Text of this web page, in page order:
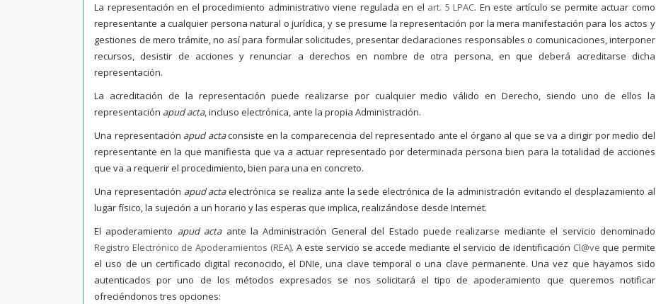
La representación en el procedimiento administrativo viene regulada en el art. 5 LPAC. En este artículo se permite actuar como
representante a cualquier persona natural o jurídica, y se presume la representación por la mera manifestación para los actos y
gestiones de mero trámite, no así para formular solicitudes, presentar declaraciones responsables o comunicaciones, interponer
recursos, desistir de acciones y renunciar a derechos en nombre de otra persona, en que deberá acreditarse dicha
representación.
La acreditación de la representación puede realizarse por cualquier medio válido en Derecho, siendo uno de ellos la
representación apud acta, incluso electrónica, ante la propia Administración.
Una representación apud actaconsiste en la comparecencia del representado ante el órgano al que se va a dirigir por medio del
representante en la que manifiesta que va a actuar representado por determinada persona bien para la totalidad de acciones
que va a requerir el procedimiento, bien para una en concreto.
Una representación apud actaelectrónica se realiza ante la sede electrónica de la administración evitando el desplazamiento al
lugar físico, la sujeción a un horario y las esperas que implica, realizándose desde Internet.
El apoderamiento apud actaante la Administración General del Estado puede realizarse mediante el servicio denominado
Registro Electrónico de Apoderamientos (REA). A este servicio se accede mediante el servicio de identificación Cl@ve que permite
el uso de un certificado digital reconocido, el DNIe, una clave temporal o una clave permanente. Una vez que hayamos sido
autenticados por uno de los métodos expresados se nos solicitará el tipo de apoderamiento que queremos notificar
ofreciéndonos tres opciones: